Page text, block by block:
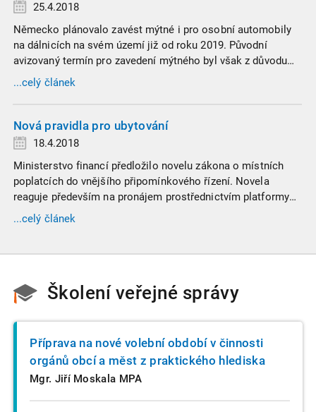
25.4.2018
Německo plánovalo zavést mýtné i pro osobní automobily
na dálnicích na svém území již od roku 2019. Původní
avizovaný termín pro zavedení mýtného byl však z důvodu
stále probíhajícího výběrového řízení odložen. Osobní
automobily by tedy měly podléhat mýtnému až od poloviny
která doposud používaní dálnic osobními automobily
neměla zpoplatněno.
...celý článek
Nová pravidla pro ubytování
18.4.2018
Ministerstvo financí předložilo novelu zákona o místních
poplatcích do vnějšího připomínkového řízení. Novela
reaguje především na pronájem prostřednictvím platformy
Airbnb, neboť právě příjmy, které plynou z této platformy
nejsou ve většině případů daněny ani z nich nejsou odváděny
rozmáhající se byznys. Díky novele by tak například hlavní
doposud unikaly z důvodu existující šedé zóny.
...celý článek
Školení veřejné správy
Příprava na nové volební období v činnosti
orgánů obcí a měst z praktického hlediska
Mgr. Jiří Moskala MPA